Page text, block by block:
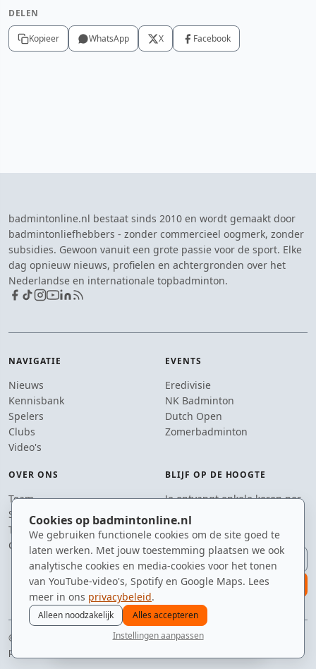
Cookies op badmintonline.nl
We gebruiken functionele cookies om de site goed te
laten werken. Met jouw toestemming plaatsen we ook
analytische cookies en media-cookies voor het tonen
van YouTube-video's, Spotify en Google Maps. Lees
meer in ons privacybeleid.
Alleen noodzakelijk
Alles accepteren
Instellingen aanpassen
DELEN
Kopieer WhatsApp X Facebook
badmintonline.nl bestaat sinds 2010 en wordt gemaakt door
badmintonliefhebbers - zonder commercieel oogmerk, zonder
subsidies. Gewoon vanuit een grote passie voor de sport. Elke
dag opnieuw nieuws, profielen en achtergronden over het
Nederlandse en internationale topbadminton.
NAVIGATIE
Nieuws
Kennisbank
Spelers
Clubs
Video's
EVENTS
Eredivisie
NK Badminton
Dutch Open
Zomerbadminton
OVER ONS
Team
Supporters
Tip de redactie
Contact
BLIJF OP DE HOOGTE
Je ontvangt enkele keren per
jaar een e-mail met het
laatste badmintonnieuws.
E-mailadres
aanmelden
© 2010–2026 badmintonline.nl · hart voor de sport, oog voor de shuttle
privacy
spelers ranglijst zomer